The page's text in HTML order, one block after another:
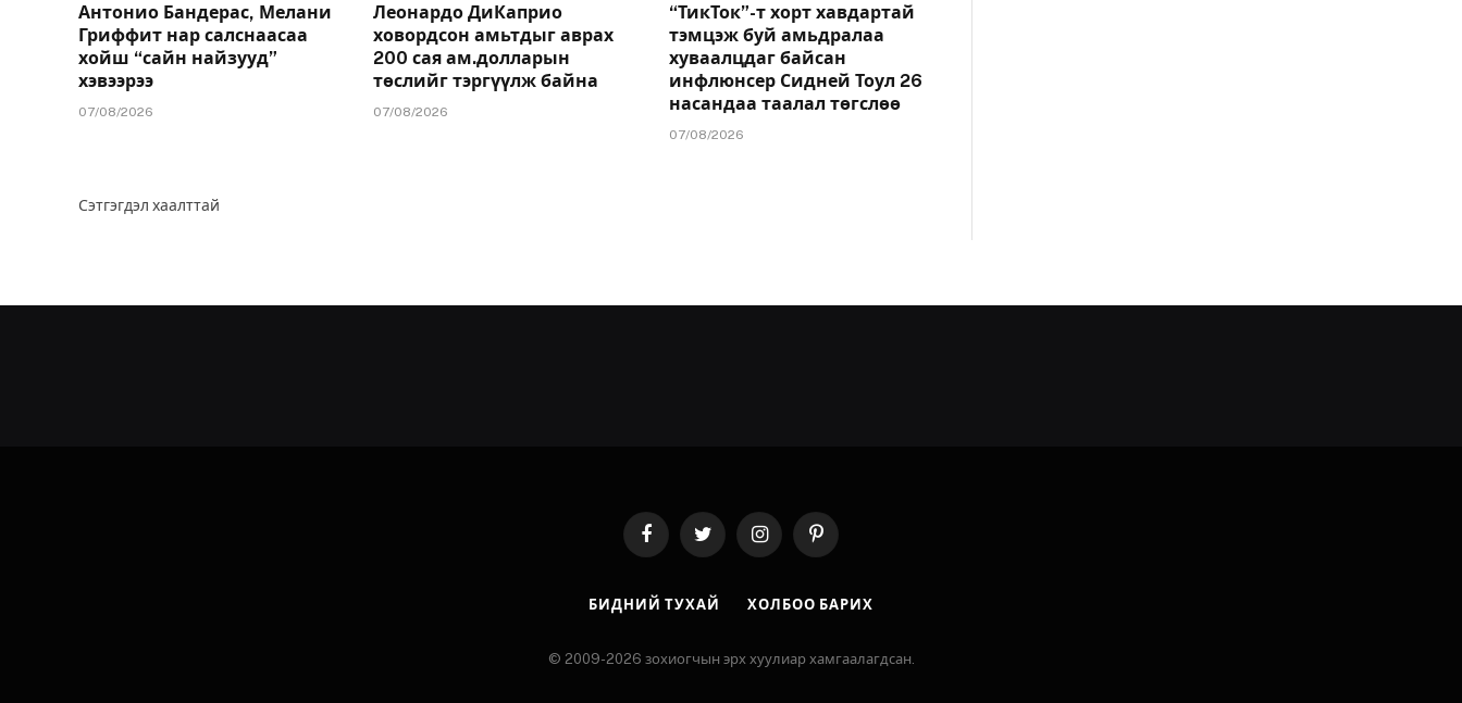
Антонио Бандерас, Мелани
Гриффит нар салснаасаа
хойш “сайн найзууд”
хэвээрээ
07/08/2026
Леонардо ДиКаприо
ховордсон амьтдыг аврах
200 сая ам.долларын
төслийг тэргүүлж байна
07/08/2026
“ТикТок”-т хорт хавдартай
тэмцэж буй амьдралаа
хуваалцдаг байсан
инфлюнсер Сидней Тоул 26
насандаа таалал төгслөө
07/08/2026
Сэтгэгдэл хаалттай
FacebookTwitter InstagramPinterest
БИДНИЙ ТУХАЙ ХОЛБОО БАРИХ
© 2009-2026 зохиогчын эрх хуулиар хамгаалагдсан.